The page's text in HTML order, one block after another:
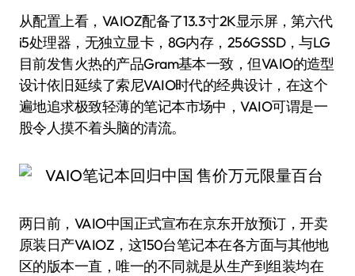
从配置上看，VAIOZ配备了13.3寸2K显示屏，第六代
i5处理器，无独立显卡，8G内存，256GSSD，与LG
目前发售火热的产品Gram基本一致，但VAIO的造型
设计依旧延续了索尼VAIO时代的经典设计，在这个
遍地追求极致轻薄的笔记本市场中，VAIO可谓是一
股令人摸不着头脑的清流。
两日前，VAIO中国正式宣布在京东开放预订，开卖
原装日产VAIOZ，这150台笔记本在各方面与其他地
区的版本一直，唯一的不同就是从生产到组装均在